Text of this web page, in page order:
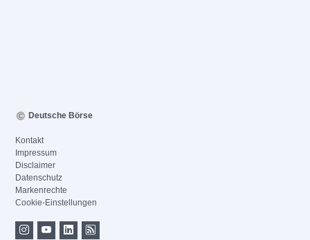
Deutsche Börse
Kontakt
Impressum
Disclaimer
Datenschutz
Markenrechte
Cookie-Einstellungen